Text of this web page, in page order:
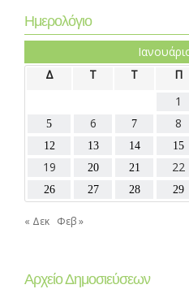
Ημερολόγιο
Δ
Τ Τ Π
1
5 6 7 8
12
13 14 15
19 20 21 22
26 27 28 29
« Δεκ Φεβ »
Αρχείο Δημοσιεύσεων